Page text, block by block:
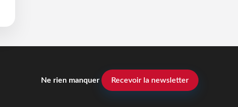
Ne rien manquer Recevoir la newsletter